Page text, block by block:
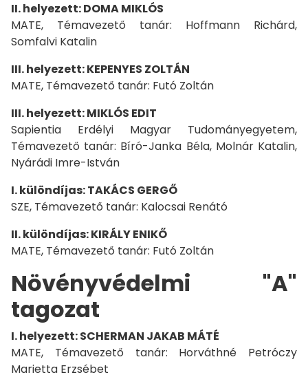
II. helyezett: DOMA MIKLÓS
MATE, Témavezető tanár: Hoffmann Richárd,
Somfalvi Katalin
III. helyezett: KEPENYES ZOLTÁN
MATE, Témavezető tanár: Futó Zoltán
III. helyezett: MIKLÓS EDIT
Sapientia Erdélyi Magyar Tudományegyetem,
Témavezető tanár: Bíró-Janka Béla, Molnár Katalin,
Nyárádi Imre-István
I. különdíjas: TAKÁCS GERGŐ
SZE, Témavezető tanár: Kalocsai Renátó
II. különdíjas: KIRÁLY ENIKŐ
MATE, Témavezető tanár: Futó Zoltán
Növényvédelmi "A"
tagozat
I. helyezett: SCHERMAN JAKAB MÁTÉ
MATE, Témavezető tanár: Horváthné Petróczy
Marietta Erzsébet